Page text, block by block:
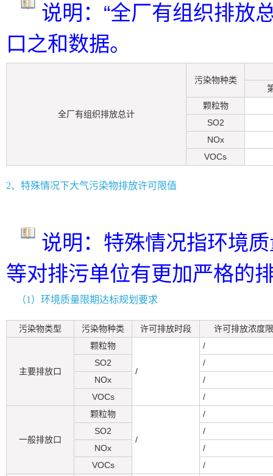
说明：“全厂有组织排放
口之和数据。
全厂有组织排放总计
污染物种类
颗粒物
SO2
NOx
VOCs
2、特殊情况下大气污染物排放许可限值
说明：特殊情况指环境
等对排污单位有更加严格的
（1）环境质量限期达标规划要求
污染物类型 污染物种类 许可排放时段 许可排放浓度
主要排放口
颗粒物
/
/
SO2
/
NOx
/
VOCs
/
一般排放口
颗粒物
/
/
SO2
/
NOx
/
VOCs
/